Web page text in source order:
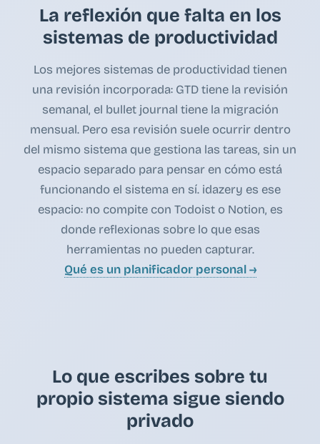
La reflexión que falta en los
sistemas de productividad
Los mejores sistemas de productividad tienen
una revisión incorporada: GTD tiene la revisión
semanal, el bullet journal tiene la migración
mensual. Pero esa revisión suele ocurrir dentro
del mismo sistema que gestiona las tareas, sin un
espacio separado para pensar en cómo está
funcionando el sistema en sí. idazery es ese
espacio: no compite con Todoist o Notion, es
donde reflexionas sobre lo que esas
herramientas no pueden capturar.
Qué es un planificador personal →
Lo que escribes sobre tu
propio sistema sigue siendo
privado